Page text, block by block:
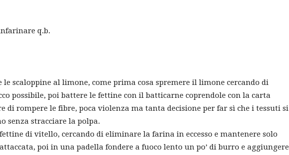
q.b.
le scaloppine al limone, come prima cosa spremere il limone cercando di
possibile, poi battere le fettine con il batticarne coprendole con la carta
di rompere le fibre, poca violenza ma tanta decisione per far sì che i tessuti si
senza stracciare la polpa.
di vitello, cercando di eliminare la farina in eccesso e mantenere solo
poi in una padella fondere a fuoco lento un po’ di burro e aggiungere